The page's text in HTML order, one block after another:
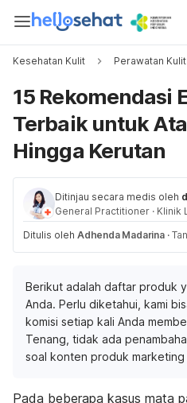
Kesehatan Kulit Perawatan Kulit
15 Rekomendasi
Terbaik untuk
Hingga Kerutan
Ditinjau secara medis oleh
General Practitioner · Klinik
Ditulis oleh Adhenda Madarina ·
Berikut adalah daftar produk
Anda. Perlu diketahui, kami
komisi setiap kali Anda
Tenang, tidak ada
soal konten produk marketing
Pada beberapa kasus mata